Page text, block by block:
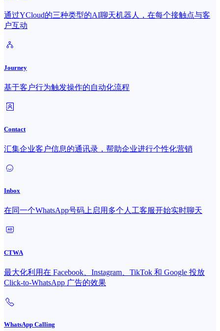
通过YCloud的三种类型的AI聊天机器人，在每个接触点与客
户互动
Journey
基于客户行为触发操作的自动化流程
Contact
汇集企业客户信息的通讯录，帮助企业进行个性化营销
Inbox
在同一个WhatsApp号码上启用多个人工客服开始实时聊天
CTWA
最大化利用在 Facebook、Instagram、TikTok 和 Google 投放
Click-to-WhatsApp 广告的效果
WhatsApp Calling